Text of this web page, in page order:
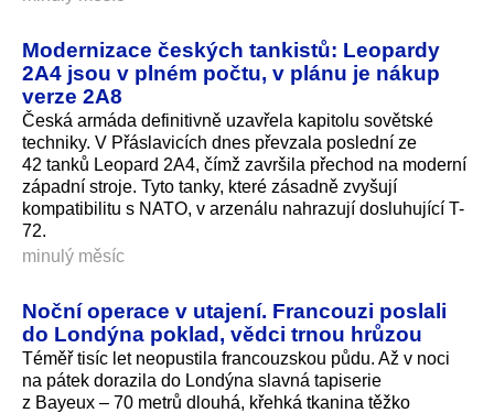
Modernizace českých tankistů: Leopardy
2A4 jsou v plném počtu, v plánu je nákup
verze 2A8
Česká armáda definitivně uzavřela kapitolu sovětské
techniky. V Přáslavicích dnes převzala poslední ze
42 tanků Leopard 2A4, čímž završila přechod na moderní
západní stroje. Tyto tanky, které zásadně zvyšují
kompatibilitu s NATO, v arzenálu nahrazují dosluhující T-
72.
minulý měsíc
Noční operace v utajení. Francouzi poslali
do Londýna poklad, vědci trnou hrůzou
Téměř tisíc let neopustila francouzskou půdu. Až v noci
na pátek dorazila do Londýna slavná tapiserie
z Bayeux – 70 metrů dlouhá, křehká tkanina těžko